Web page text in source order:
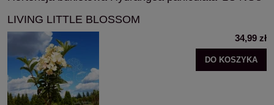
LIVING LITTLE BLOSSOM
34,99 zł
DO KOSZYKA